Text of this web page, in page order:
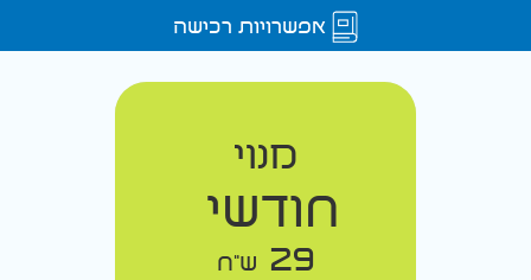
אפשרויות רכישה
מנוי
חודשי
29 ש"ח